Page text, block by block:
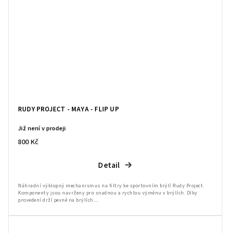
RUDY PROJECT - MAYA - FLIP UP
Již není v prodeji
800 Kč
Detail
Náhradní výklopný mechanismus na filtry ke sportovním brýlí Rudy Project.
Komponenty jsou navrženy pro snadnou a rychlou výměnu v brýlích. Díky
provedení drží pevně na brýlích....